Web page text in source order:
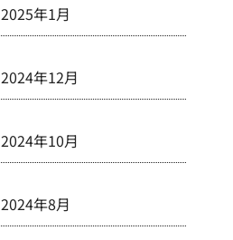
2025年1月
2024年12月
2024年10月
2024年8月